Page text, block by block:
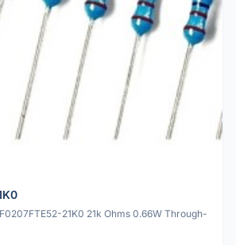
21K0 21k Ohms 0.66W Through-